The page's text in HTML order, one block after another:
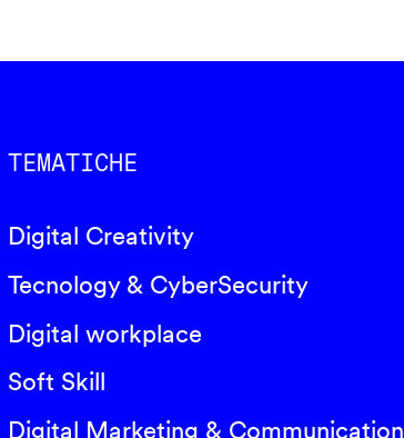
TEMATICHE
Digital Creativity
Tecnology & CyberSecurity
Digital workplace
Soft Skill
Digital Marketing & Communication